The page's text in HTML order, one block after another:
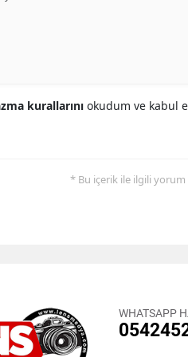
kurallarını okudum ve kabul
* Bu içerik ile ilgili yorum
WHATSAPP